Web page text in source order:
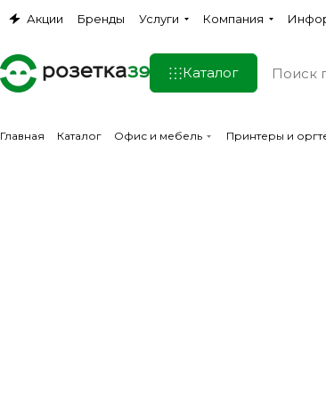
Акции Бренды Услуги Компания
Каталог
Главная Каталог Офис и мебель Принтеры и